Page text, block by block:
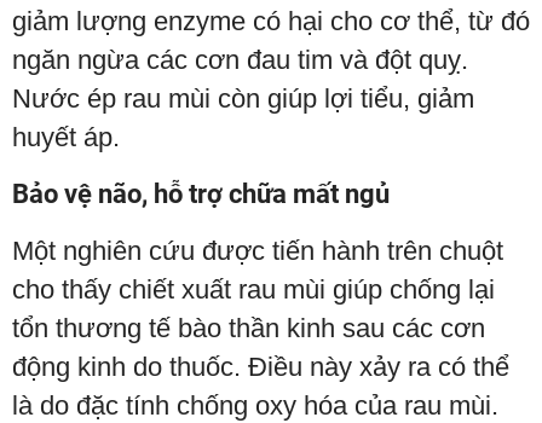
giảm lượng enzyme có hại cho cơ thể, từ đó
ngăn ngừa các cơn đau tim và đột quỵ.
Nước ép rau mùi còn giúp lợi tiểu, giảm
huyết áp.
Bảo vệ não, hỗ trợ chữa mất ngủ
Một nghiên cứu được tiến hành trên chuột
cho thấy chiết xuất rau mùi giúp chống lại
tổn thương tế bào thần kinh sau các cơn
động kinh do thuốc. Điều này xảy ra có thể
là do đặc tính chống oxy hóa của rau mùi.